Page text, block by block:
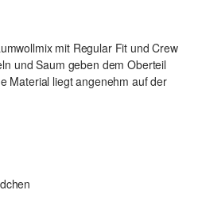
mit Regular Fit und Crew
und Saum geben dem Oberteil
Material liegt angenehm auf der